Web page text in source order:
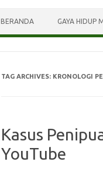
BERANDA GAYA HIDUP
TAG ARCHIVES: KRONOLOGI
Kasus
YouTube